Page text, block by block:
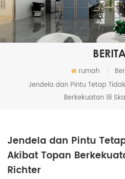
rumah /
Jendela dan Pintu Tetap
Berkekuatan 18
Jendela dan Pintu
Akibat Topan
Richter